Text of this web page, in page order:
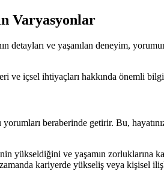
Varyasyonlar
ve yaşanılan deneyim,
içsel ihtiyaçları hakkında önemli
beraberinde getirir. Bu,
yükseldiğini ve yaşamın zorluklarına
kariyerde yükseliş veya kişisel